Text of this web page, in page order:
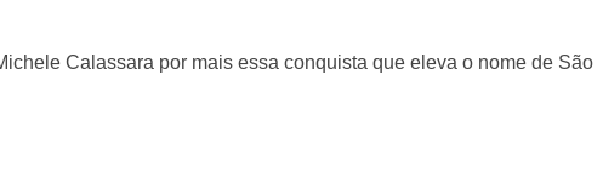
Calassara por mais essa conquista que eleva o nome de São